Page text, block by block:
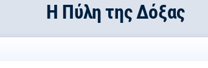
H Πύλη της Δόξας